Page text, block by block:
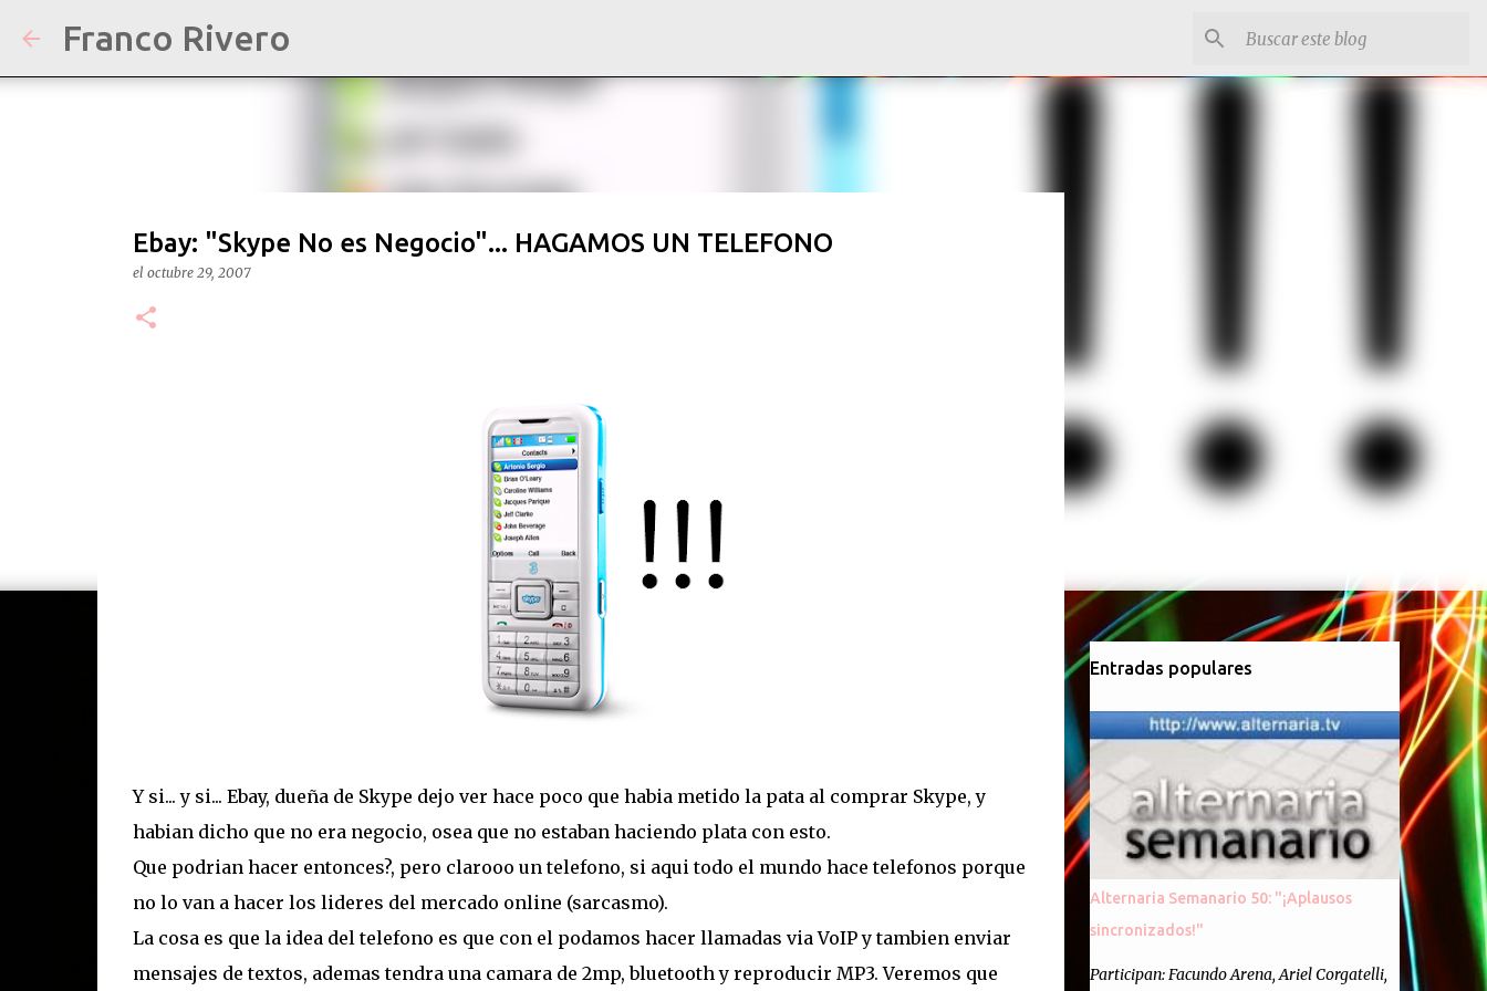
Franco Rivero
Ebay: "Skype No es Negocio"... HAGAMOS UN TELEFONO
el octubre 29, 2007
Y si... y si... Ebay, dueña de Skype dejo ver hace poco que habia metido la pata al comprar Skype, y
habian dicho que no era negocio, osea que no estaban haciendo plata con esto.
Que podrian hacer entonces?, pero clarooo un telefono, si aqui todo el mundo hace telefonos porque
no lo van a hacer los lideres del mercado online (sarcasmo).
La cosa es que la idea del telefono es que con el podamos hacer llamadas via VoIP y tambien enviar
mensajes de textos, ademas tendra una camara de 2mp, bluetooth y reproducir MP3. Veremos que
Entradas populares
Alternaria Semanario 50: "¡Aplausos
sincronizados!"
Participan: Facundo Arena, Ariel Corgatelli,